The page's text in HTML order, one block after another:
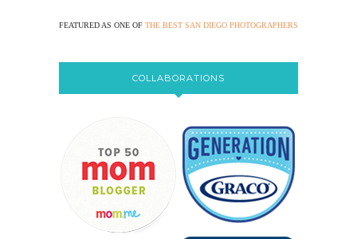
FEATURED AS ONE OF THE BEST SAN DIEGO PHOTOGRAPHERS
COLLABORATIONS